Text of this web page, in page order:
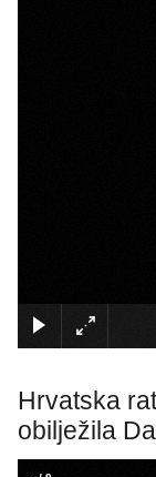
Hrvatska
obilježila